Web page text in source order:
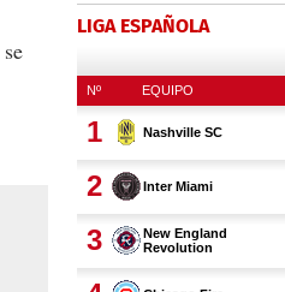
se
LIGA ESPAÑOLA